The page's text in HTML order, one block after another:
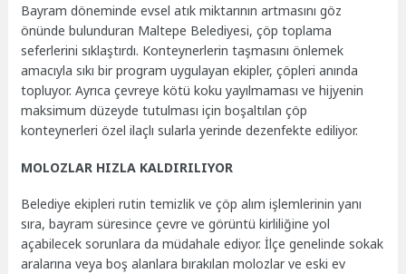
Bayram döneminde evsel atık miktarının artmasını göz
önünde bulunduran Maltepe Belediyesi, çöp toplama
seferlerini sıklaştırdı. Konteynerlerin taşmasını önlemek
amacıyla sıkı bir program uygulayan ekipler, çöpleri anında
topluyor. Ayrıca çevreye kötü koku yayılmaması ve hijyenin
maksimum düzeyde tutulması için boşaltılan çöp
konteynerleri özel ilaçlı sularla yerinde dezenfekte ediliyor.
MOLOZLAR HIZLA KALDIRILIYOR
Belediye ekipleri rutin temizlik ve çöp alım işlemlerinin yanı
sıra, bayram süresince çevre ve görüntü kirliliğine yol
açabilecek sorunlara da müdahale ediyor. İlçe genelinde sokak
aralarına veya boş alanlara bırakılan molozlar ve eski ev